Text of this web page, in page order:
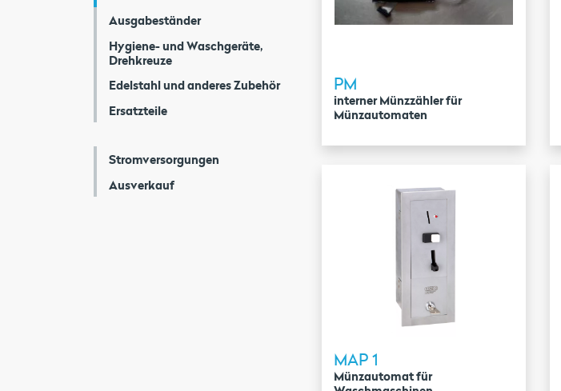
Ausgabeständer
Hygiene- und Waschgeräte,
Drehkreuze
Edelstahl und anderes Zubehör
Ersatzteile
Stromversorgungen
Ausverkauf
PM
interner Münzzähler für
Münzautomaten
MAP 1
Münzautomat für